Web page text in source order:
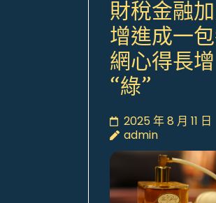
財稅金融
增進成一
網心得長增
“綠”
2025 年 8 月 11 日
admin